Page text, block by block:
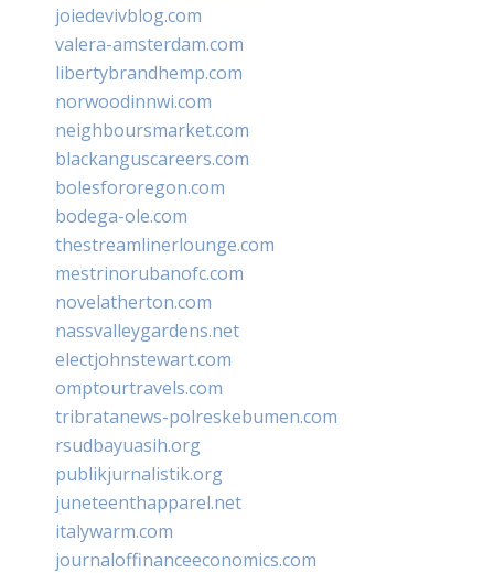
joiedevivblog.com
valera-amsterdam.com
libertybrandhemp.com
norwoodinnwi.com
neighboursmarket.com
blackanguscareers.com
bolesfororegon.com
bodega-ole.com
thestreamlinerlounge.com
mestrinorubanofc.com
novelatherton.com
nassvalleygardens.net
electjohnstewart.com
omptourtravels.com
tribratanews-polreskebumen.com
rsudbayuasih.org
publikjurnalistik.org
juneteenthapparel.net
italywarm.com
journaloffinanceeconomics.com